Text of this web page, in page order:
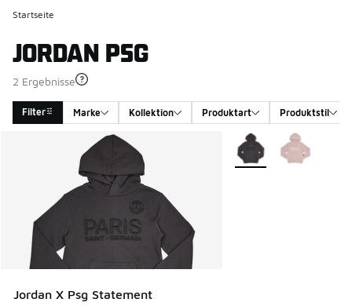
Startseite
JORDAN PSG
2 Ergebnisse
Filter Marke Kollektion Produktart Produktstil
Search Results
Jordan X Psg Statement
Weitere Farben